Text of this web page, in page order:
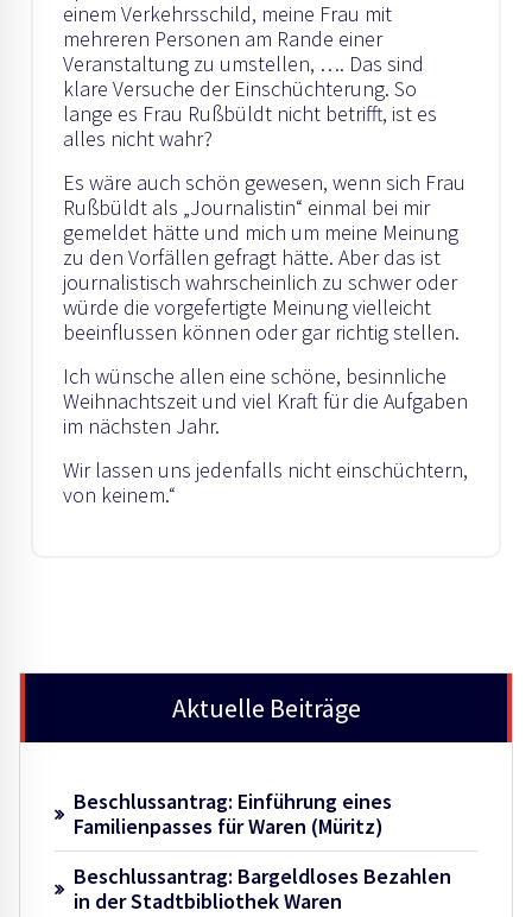
einem Verkehrsschild, meine Frau mit
mehreren Personen am Rande einer
Veranstaltung zu umstellen, …. Das sind
klare Versuche der Einschüchterung. So
lange es Frau Rußbüldt nicht betrifft, ist es
alles nicht wahr?
Es wäre auch schön gewesen, wenn sich Frau
Rußbüldt als „Journalistin“ einmal bei mir
gemeldet hätte und mich um meine Meinung
zu den Vorfällen gefragt hätte. Aber das ist
journalistisch wahrscheinlich zu schwer oder
würde die vorgefertigte Meinung vielleicht
beeinflussen können oder gar richtig stellen.
Ich wünsche allen eine schöne, besinnliche
Weihnachtszeit und viel Kraft für die Aufgaben
im nächsten Jahr.
Wir lassen uns jedenfalls nicht einschüchtern,
von keinem.“
Aktuelle Beiträge
Beschlussantrag: Einführung eines
Familienpasses für Waren (Müritz)
Beschlussantrag: Bargeldloses Bezahlen
in der Stadtbibliothek Waren